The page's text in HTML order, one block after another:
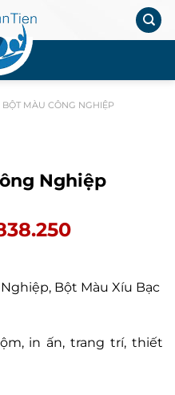
BỘT MÀU CÔNG NGHIỆP
Nghiệp
Bột Màu Xíu Bạc
in ấn, trang trí, thiết